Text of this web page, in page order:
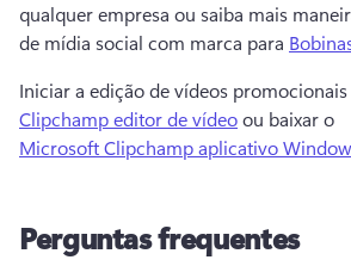
qualquer empresa ou saiba mais
de mídia social com marca para
Iniciar a edição de vídeos
Clipchamp editor de vídeo ou baixar o
Microsoft Clipchamp aplicativo
Perguntas frequentes